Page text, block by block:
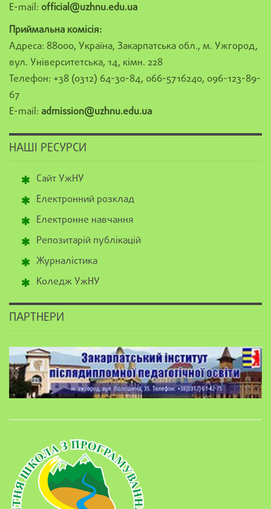
E-mail: official@uzhnu.edu.ua
Приймальна комісія:
Адреса: 88000, Україна, Закарпатська обл., м. Ужгород,
вул. Університетська, 14, кімн. 228
Телефон: +38 (0312) 64-30-84, 066-5716240, 096-123-89-
67
E-mail: admission@uzhnu.edu.ua
НАШІ РЕСУРСИ
Сайт УжНУ
Електронний розклад
Електронне навчання
Репозитарій публікацій
Журналістика
Коледж УжНУ
ПАРТНЕРИ